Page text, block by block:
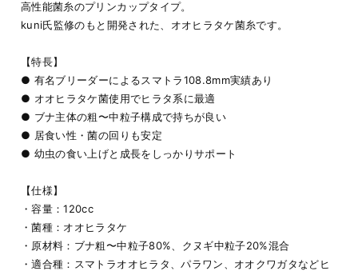
高性能菌糸のプリンカップタイプ。
kuni氏監修のもと開発された、オオヒラタケ菌糸です。
【特長】
● 有名ブリーダーによるスマトラ108.8mm実績あり
● オオヒラタケ菌使用でヒラタ系に最適
● ブナ主体の粗〜中粒子構成で持ちが良い
● 居食い性・菌の回りも安定
● 幼虫の食い上げと成長をしっかりサポート
【仕様】
・容量：120cc
・菌種：オオヒラタケ
・原材料：ブナ粗〜中粒子80%、クヌギ中粒子20%混合
・適合種：スマトラオオヒラタ、パラワン、オオクワガタなどヒ